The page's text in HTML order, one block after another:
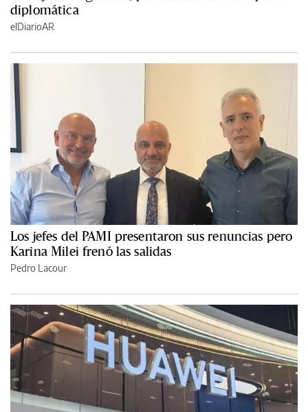
diplomática
elDiarioAR
Los jefes del PAMI presentaron sus renuncias pero
Karina Milei frenó las salidas
Pedro Lacour